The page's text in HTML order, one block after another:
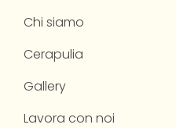
Chi siamo
Cerapulia
Gallery
Lavora con noi